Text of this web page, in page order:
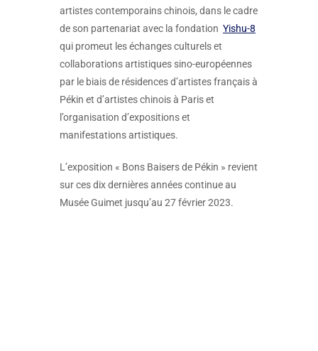
artistes contemporains chinois, dans le cadre
de son partenariat avec la fondation Yishu-8
qui promeut les échanges culturels et
collaborations artistiques sino-européennes
par le biais de résidences d’artistes français à
Pékin et d’artistes chinois à Paris et
l’organisation d’expositions et
manifestations artistiques.
L’exposition « Bons Baisers de Pékin » revient
sur ces dix dernières années continue au
Musée Guimet jusqu’au 27 février 2023.